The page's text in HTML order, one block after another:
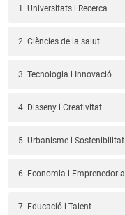
1. Universitats i Recerca
2. Ciències de la salut
3. Tecnologia i Innovació
4. Disseny i Creativitat
5. Urbanisme i Sostenibilitat
6. Economia i Emprenedoria
7. Educació i Talent